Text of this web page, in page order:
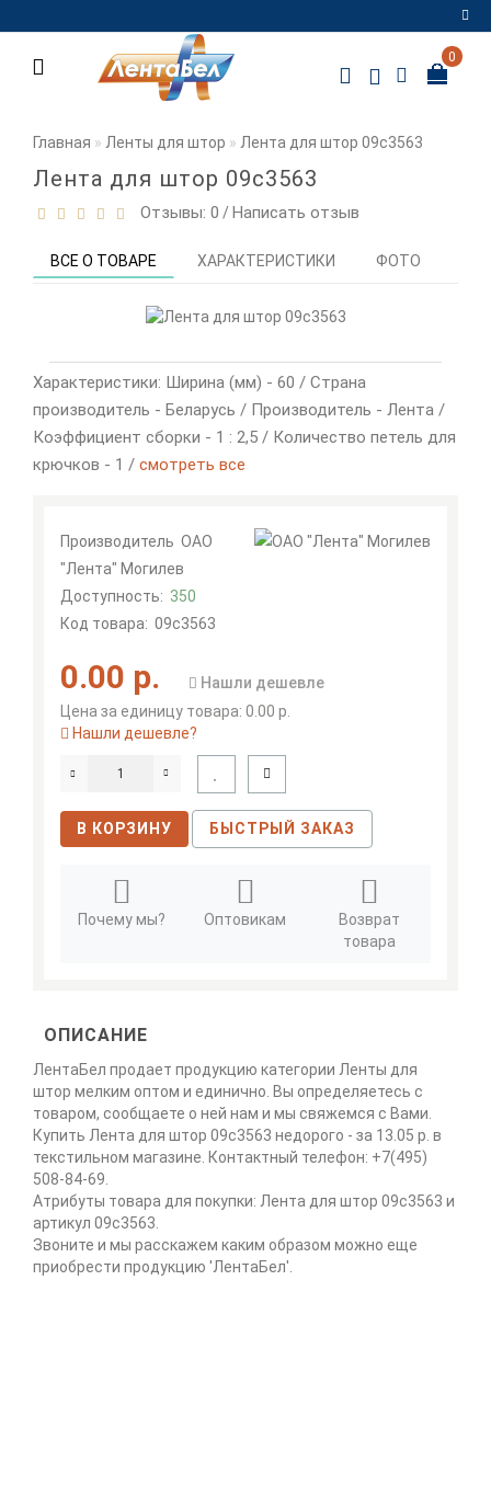
Регистрация
товаров
0
Главная Ленты для штор Лента для штор 09с3563
Лента для штор 09с3563
Отзывы: 0 /Написать отзыв
ВСЕ О ТОВАРЕ ХАРАКТЕРИСТИКИ ФОТО
Характеристики: Ширина (мм) - 60 / Страна
производитель - Беларусь / Производитель - Лента /
Коэффициент сборки - 1 : 2,5 / Количество петель для
крючков - 1 / смотреть все
Производитель ОАО
"Лента" Могилев
Доступность: 350
Код товара: 09с3563
0.00 р.
Нашли дешевле
Цена за единицу товара: 0.00 р.
Нашли дешевле?
В КОРЗИНУ БЫСТРЫЙ ЗАКАЗ
Почему мы? Оптовикам
Возврат
товара
ОПИСАНИЕ
ЛентаБел продает продукцию категории Ленты для
штор мелким оптом и единично. Вы определяетесь с
товаром, сообщаете о ней нам и мы свяжемся с Вами.
Купить Лента для штор 09с3563 недорого - за 13.05 р. в
текстильном магазине. Контактный телефон: +7(495)
508-84-69.
Атрибуты товара для покупки: Лента для штор 09с3563 и
артикул 09с3563.
Звоните и мы расскажем каким образом можно еще
приобрести продукцию 'ЛентаБел'.